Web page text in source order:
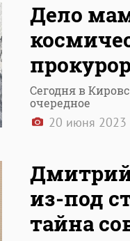
Дело
Сегодня в
очередное
20 июня 2023
Дмитрий
из-под
тайна